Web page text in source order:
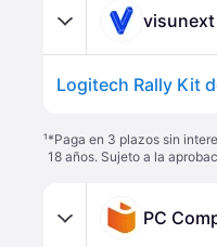
visunext
Logitech Rally Kit
¹*Paga en 3 plazos sin
18 años. Sujeto a la
PC